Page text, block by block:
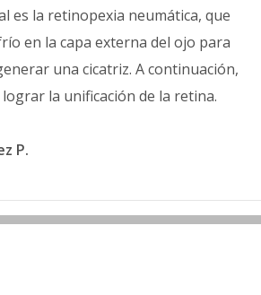
es la retinopexia neumática, que
en la capa externa del ojo para
una cicatriz. A continuación,
la unificación de la retina.
P.